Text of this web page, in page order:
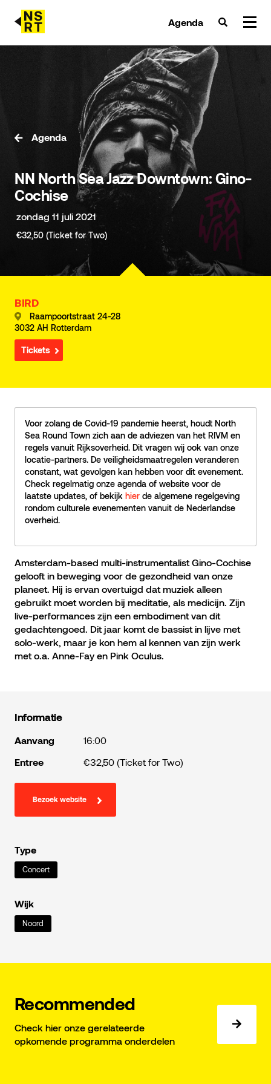
Agenda
agenda & tickets
team
over NSRT
partners
NN North Sea Jazz Downtown: Gino-
Cochise
zondag 11 juli 2021
€32,50 (Ticket for Two)
Agenda
BIRD
Raampoortstraat 24-28
3032 AH Rotterdam
Tickets
Voor zolang de Covid-19 pandemie heerst, houdt North
Sea Round Town zich aan de adviezen van het RIVM en
regels vanuit Rijksoverheid. Dit vragen wij ook van onze
locatie-partners. De veiligheidsmaatregelen veranderen
constant, wat gevolgen kan hebben voor dit evenement.
Check regelmatig onze agenda of website voor de
laatste updates, of bekijk hier de algemene regelgeving
rondom culturele evenementen vanuit de Nederlandse
overheid.
Amsterdam-based multi-instrumentalist Gino-Cochise
gelooft in beweging voor de gezondheid van onze
planeet. Hij is ervan overtuigd dat muziek alleen
gebruikt moet worden bij meditatie, als medicijn. Zijn
live-performances zijn een embodiment van dit
gedachtengoed. Dit jaar komt de bassist in lijve met
solo-werk, maar je kon hem al kennen van zijn werk
met o.a. Anne-Fay en Pink Oculus.
Informatie
Aanvang
16:00
Entree
€32,50 (Ticket for Two)
Bezoek website
Type
Concert
Wijk
Noord
Recommended
Check hier onze gerelateerde
opkomende programma onderdelen